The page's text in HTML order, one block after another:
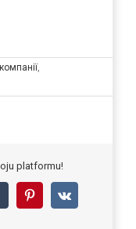
компанії,
platformu!
Pinterest
Vk